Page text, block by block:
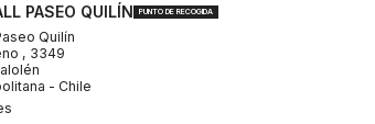
PASEO QUILÍN PUNTO DE RECOGIDA
Quilín
, 3349
- Chile